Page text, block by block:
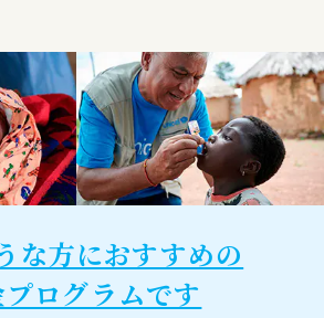
な方におすすめの
ログラムです